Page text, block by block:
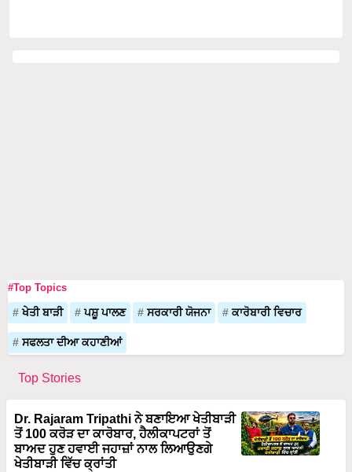
#Top Topics
ਖੇਤੀ ਬਾੜੀ ਪਸ਼ੂ ਪਾਲਣ ਸਰਕਾਰੀ ਯੋਜਨਾ ਕਾਰੋਬਾਰੀ ਵਿਚਾਰ
ਸਫਲਤਾ ਦੀਆ ਕਹਾਣੀਆਂ
Top Stories
Dr. Rajaram Tripathi ਨੇ ਬਣਾਇਆ ਖੇਤੀਬਾੜੀ
ਤੋਂ 100 ਕਰੋੜ ਦਾ ਕਾਰੋਬਾਰ, ਹੈਲੀਕਾਪਟਰਾਂ ਤੋਂ
ਬਾਅਦ ਹੁਣ ਹਵਾਈ ਜਹਾਜ਼ਾਂ ਨਾਲ ਲਿਆਉਣਗੇ
ਖੇਤੀਬਾੜੀ ਵਿੱਚ ਕ੍ਰਾਂਤੀ